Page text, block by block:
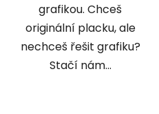
grafikou. Chceš
originální placku, ale
nechceš řešit grafiku?
Stačí nám...